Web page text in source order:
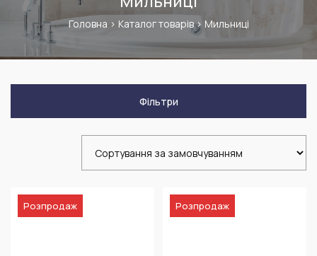
Головна > Каталог товарів> Мильниці
Фільтри
Розпродаж Розпродаж